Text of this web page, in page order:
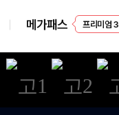
메가패스
EVENT